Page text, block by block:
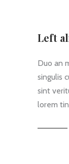
Left
Duo an
singulis
sint
lorem